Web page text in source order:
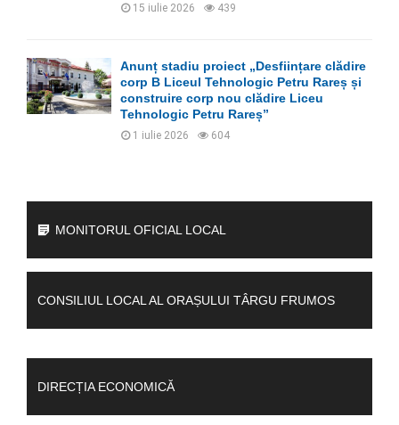
15 iulie 2026 439
Anunț stadiu proiect „Desființare clădire
corp B Liceul Tehnologic Petru Rareș și
construire corp nou clădire Liceu
Tehnologic Petru Rareș”
1 iulie 2026 604
MONITORUL OFICIAL LOCAL
CONSILIUL LOCAL AL ORAȘULUI TÂRGU FRUMOS
DIRECȚIA ECONOMICĂ